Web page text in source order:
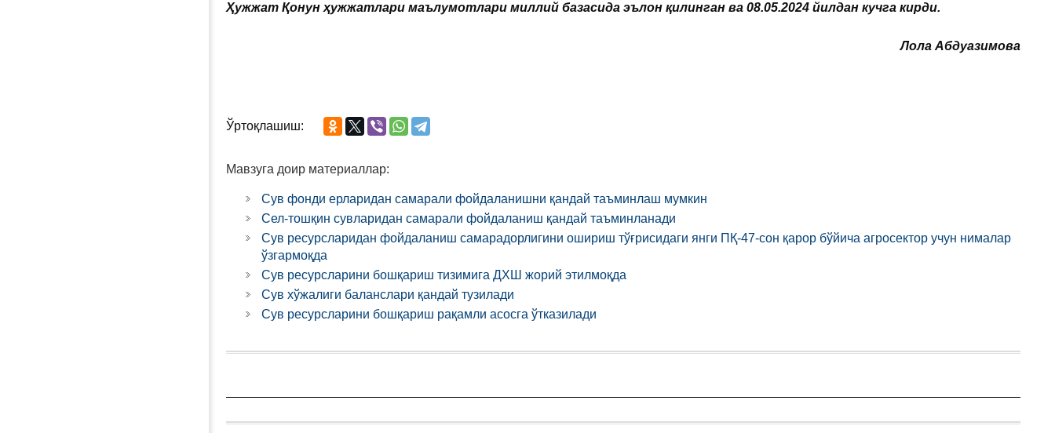
Ҳужжат Қонун ҳужжатлари маълумотлари миллий базасида эълон қилинган ва 08.05.2024 йилдан кучга кирди.
Лола Абдуазимова
Ўртоқлашиш:
Мавзуга доир материаллар:
Сув фонди ерларидан самарали фойдаланишни қандай таъминлаш мумкин
Сел-тошқин сувларидан самарали фойдаланиш қандай таъминланади
Сув ресурсларидан фойдаланиш самарадорлигини ошириш тўғрисидаги янги ПҚ-47-сон қарор бўйича агросектор учун нималар
ўзгармоқда
Сув ресурсларини бошқариш тизимига ДХШ жорий этилмоқда
Сув хўжалиги баланслари қандай тузилади
Сув ресурсларини бошқариш рақамли асосга ўтказилади